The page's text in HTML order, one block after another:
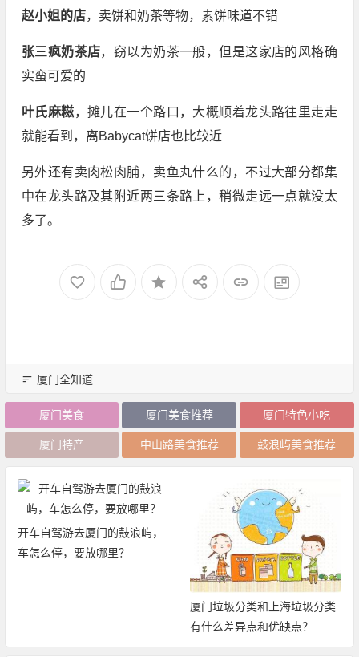
赵小姐的店，卖饼和奶茶等物，素饼味道不错
张三疯奶茶店，窃以为奶茶一般，但是这家店的风格确
实蛮可爱的
叶氏麻糍，摊儿在一个路口，大概顺着龙头路往里走走
就能看到，离Babycat饼店也比较近
另外还有卖肉松肉脯，卖鱼丸什么的，不过大部分都集
中在龙头路及其附近两三条路上，稍微走远一点就没太
多了。
厦门全知道
厦门美食 厦门美食推荐 厦门特色小吃
厦门特产 中山路美食推荐 鼓浪屿美食推荐
开车自驾游去厦门的鼓浪屿，
车怎么停，要放哪里？
厦门垃圾分类和上海垃圾分类
有什么差异点和优缺点？